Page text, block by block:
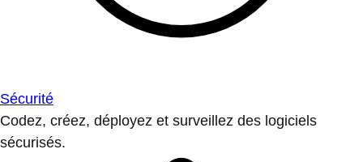
Sécurité
Codez, créez, déployez et surveillez des logiciels
sécurisés.